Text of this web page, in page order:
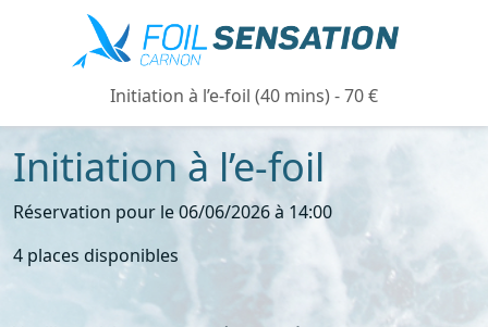
Initiation à l’e-foil (40 mins) - 70 €
Initiation à l’e-foil
Réservation pour le 06/06/2026 à 14:00
4 places disponibles